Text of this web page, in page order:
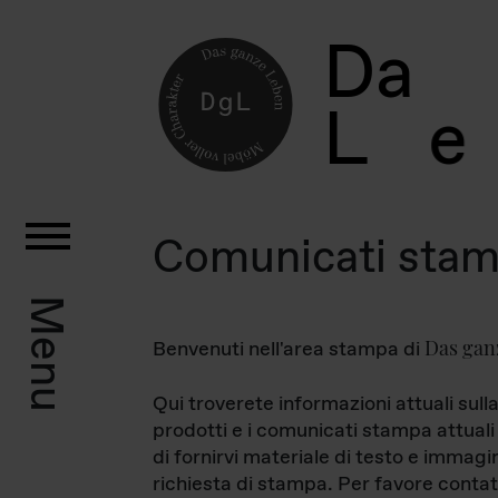
Da
L e
Menu
Comunicati
Benvenuti nell'area stampa di Das
Qui troverete informazioni attuali
prodotti e i comunicati stampa
di fornirvi materiale di testo e
richiesta di stampa. Per favore